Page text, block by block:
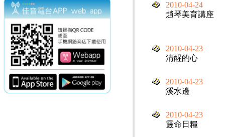
2010-04-24
趙琴美育講座
2010-04-23
清醒的心
2010-04-23
溪水邊
2010-04-23
靈命日糧